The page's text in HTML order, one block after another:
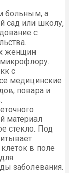
больным, а
сад или школу,
с
женщин
с
медицинские
повара и
материал
стекло. Под
в поле
заболевания.